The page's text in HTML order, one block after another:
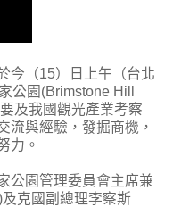
今（15）日上午（台北
公園(Brimstone Hill
及我國觀光產業考察
流與經驗，發掘商機，
力。
公園管理委員會主席兼
克國副總理李察斯